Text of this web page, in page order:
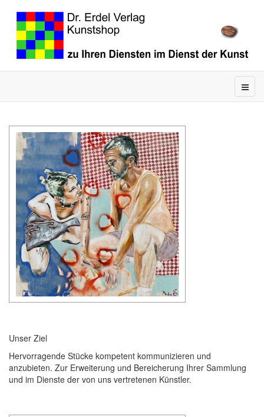
Unser Ziel
Hervorragende Stücke kompetent kommunizieren und
anzubieten. Zur Erweiterung und Bereicherung Ihrer Sammlung
und im Dienste der von uns vertretenen Künstler.